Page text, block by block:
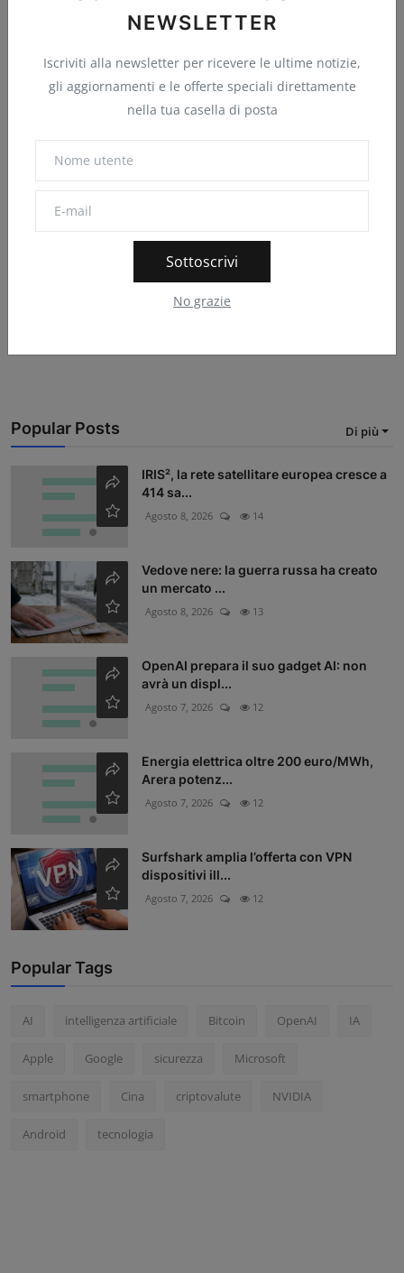
NEWSLETTER
Iscriviti alla newsletter per ricevere le ultime notizie,
gli aggiornamenti e le offerte speciali direttamente
nella tua casella di posta
Sottoscrivi
No grazie
Commento
Popular Posts Di più
IRIS², la rete satellitare europea cresce a
414 sa...
Agosto 8, 2026 14
Vedove nere: la guerra russa ha creato
un mercato ...
Agosto 8, 2026 13
OpenAI prepara il suo gadget AI: non
avrà un displ...
Agosto 7, 2026 12
Energia elettrica oltre 200 euro/MWh,
Arera potenz...
Agosto 7, 2026 12
Surfshark amplia l’offerta con VPN
dispositivi ill...
Agosto 7, 2026 12
Popular Tags
AI intelligenza artificiale Bitcoin OpenAI IA
Apple Google sicurezza Microsoft
smartphone Cina criptovalute NVIDIA
Android tecnologia